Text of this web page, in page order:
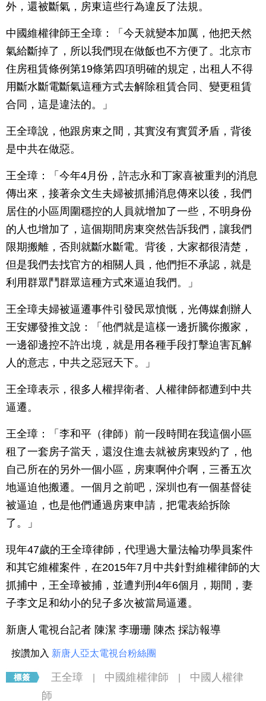
外，還被斷氣，房東這些行為違反了法規。
中國維權律師王全璋：「今天就變本加厲，他把天然
氣給斷掉了，所以我們現在做飯也不方便了。北京市
住房租賃條例第19條第四項明確的規定，出租人不得
用斷水斷電斷氣這種方式去解除租賃合同、變更租賃
合同，這是違法的。」
王全璋說，他跟房東之間，其實沒有實質矛盾，背後
是中共在做惡。
王全璋：「今年4月份，許志永和丁家喜被重判的消息
傳出來，接著余文生夫婦被抓捕消息傳來以後，我們
居住的小區周圍穩控的人員就增加了一些，不明身份
的人也增加了，這個期間房東突然告訴我們，讓我們
限期搬離，否則就斷水斷電。背後，大家都很清楚，
但是我們去找官方的相關人員，他們拒不承認，就是
利用群眾鬥群眾這種方式來逼迫我們。」
王全璋夫婦被逼遷事件引發民眾憤慨，光傳媒創辦人
王安娜發推文說：「他們就是這樣一邊折騰你搬家，
一邊卻邊控不許出境，就是用各種手段打擊迫害瓦解
人的意志，中共之惡冠天下。」
王全璋表示，很多人權捍衛者、人權律師都遭到中共
逼遷。
王全璋：「李和平（律師）前一段時間在我這個小區
租了一套房子當天，還沒住進去就被房東毀約了，他
自己所在的另外一個小區，房東啊仲介啊，三番五次
地逼迫他搬遷。一個月之前吧，深圳也有一個基督徒
被逼迫，也是他們通過房東申請，把電表給拆除
了。」
現年47歲的王全璋律師，代理過大量法輪功學員案件
和其它維權案件，在2015年7月中共針對維權律師的大
抓捕中，王全璋被捕，並遭判刑4年6個月，期間，妻
子李文足和幼小的兒子多次被當局逼遷。
新唐人電視台記者 陳潔 李珊珊 陳杰 採訪報導
按讚加入 新唐人亞太電視台粉絲團
王全璋 中國維權律師
中國人權律
師